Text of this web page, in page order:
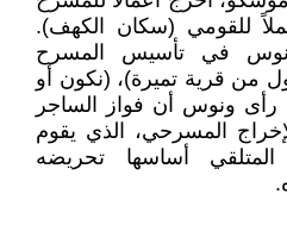
للقومي (سكان الكهف).
في تأسيس المسرح
من قرية تميرة)، (نكون أو
رأى ونوس أن فواز الساجر
المسرحي، الذي يقوم
أساسها تحريضه